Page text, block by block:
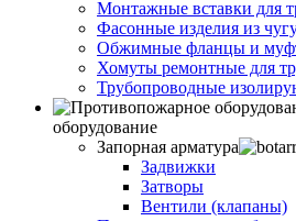
Монтажные вставки для
Фасонные изделия из
Обжимные фланцы и
Хомуты ремонтные для
Трубопроводные
оборудование
Запорная арматура
Задвижки
Затворы
Вентили (клапаны)